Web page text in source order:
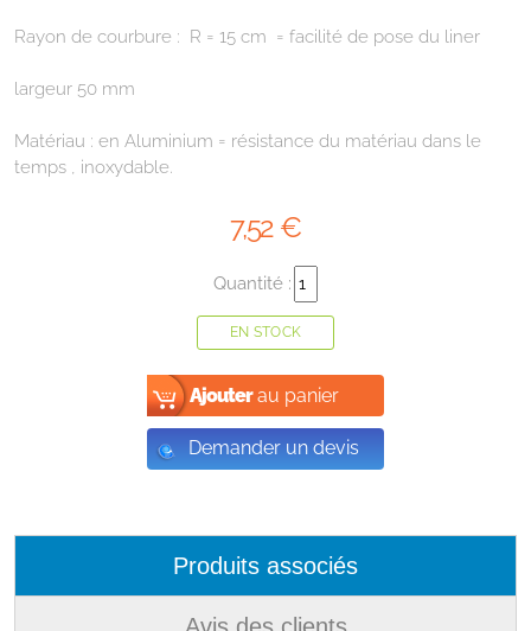
Rayon de courbure : R = 15 cm = facilité de pose du liner
largeur 50 mm
Matériau : en Aluminium = résistance du matériau dans le
temps , inoxydable.
7,52 €
Quantité :
EN STOCK
Ajouterau panier
Demander un devis
Produits associés